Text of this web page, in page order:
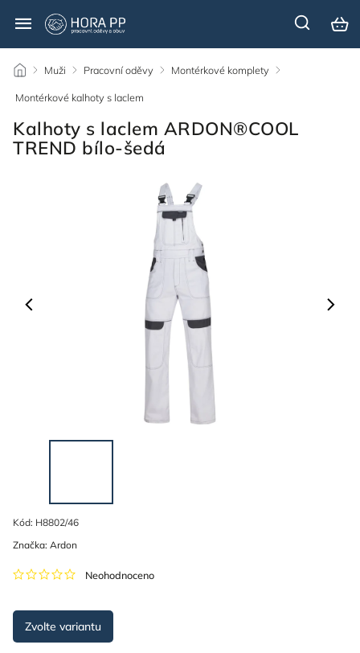
/ Muži / Pracovní oděvy / Montérkové komplety /
Montérkové kalhoty s laclem
Kalhoty s laclem ARDON®COOL
TREND bílo-šedá
Kód: H8802/46
Neohodnoceno
Značka: Ardon
Zvolte variantu